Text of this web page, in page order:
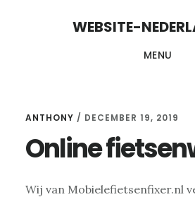
WEBSITE-
MENU
ANTHONY / DECEMBER 19, 2019
Online
Wij van Mobielefietsenfixer.nl